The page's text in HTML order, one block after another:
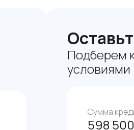
Подберем
условиями
Сумма
598